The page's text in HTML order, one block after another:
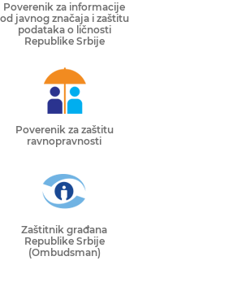
Poverenik za informacije
od javnog značaja i zaštitu
podataka o ličnosti
Republike Srbije
Poverenik za zaštitu
ravnopravnosti
Zaštitnik građana
Republike Srbije
(Ombudsman)